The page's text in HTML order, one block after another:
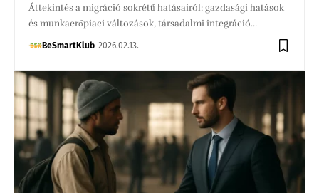
Áttekintés a migráció sokrétű hatásairól: gazdasági hatások
és munkaerőpiaci változások, társadalmi integráció…
BeSmartKlub 2026.02.13.